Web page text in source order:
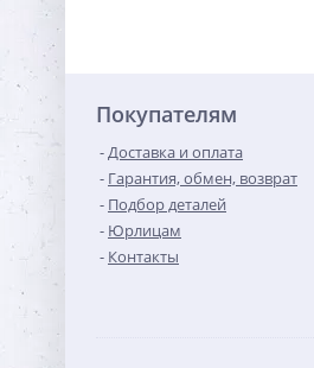
Покупателям
Доставка и оплата
Гарантия, обмен, возврат
Подбор деталей
Юрлицам
Контакты